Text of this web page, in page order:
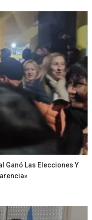
Ganó Las Elecciones Y